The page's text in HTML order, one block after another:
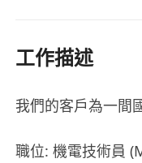
工作描述
我們的客戶為一間
職位: 機電技術員